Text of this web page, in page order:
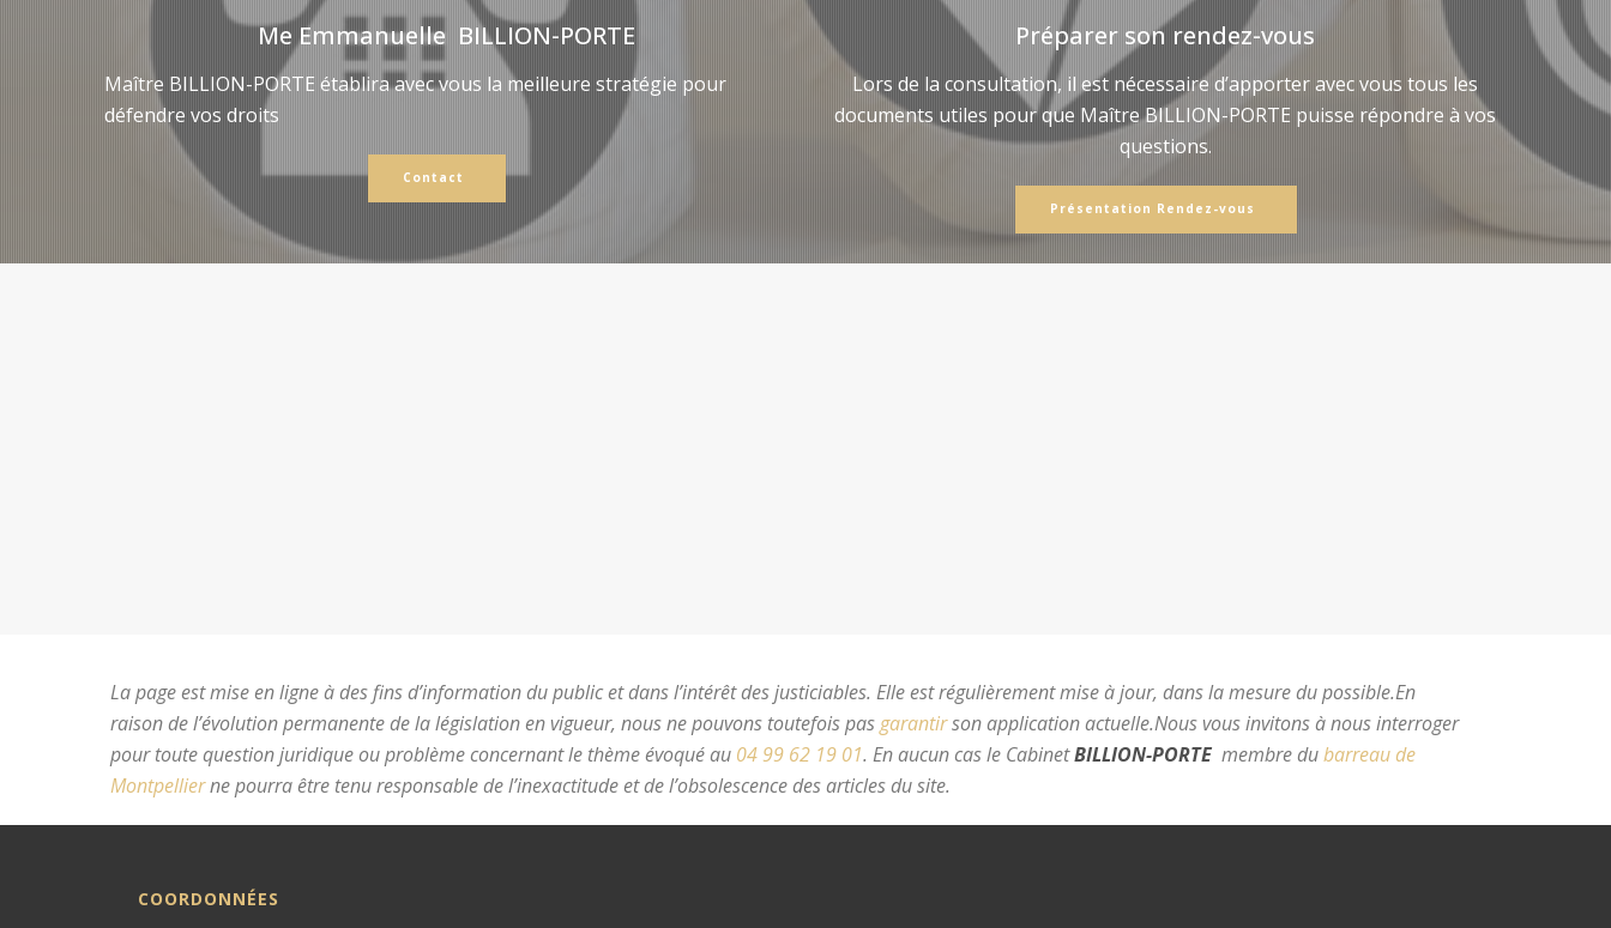
Me Emmanuelle BILLION-PORTE
Maître BILLION-PORTE établira avec vous la meilleure stratégie pour
défendre vos droits
Contact
Préparer son rendez-vous
Lors de la consultation, il est nécessaire d’apporter avec vous tous les
documents utiles pour que Maître BILLION-PORTE puisse répondre à vos
questions.
Présentation Rendez-vous
La page est mise en ligne à des fins d’information du public et dans l’intérêt des justiciables. Elle est régulièrement mise à jour, dans la mesure du possible.En
raison de l’évolution permanente de la législation en vigueur, nous ne pouvons toutefois pasgarantirson application actuelle.Nous vous invitons à nous interroger
pour toute question juridique ou problème concernant le thème évoqué au 04 99 62 19 01. En aucun cas le CabinetBILLION-PORTE membre dubarreau de
Montpellierne pourra être tenu responsable de l’inexactitude et de l’obsolescence des articles du site.
COORDONNÉES